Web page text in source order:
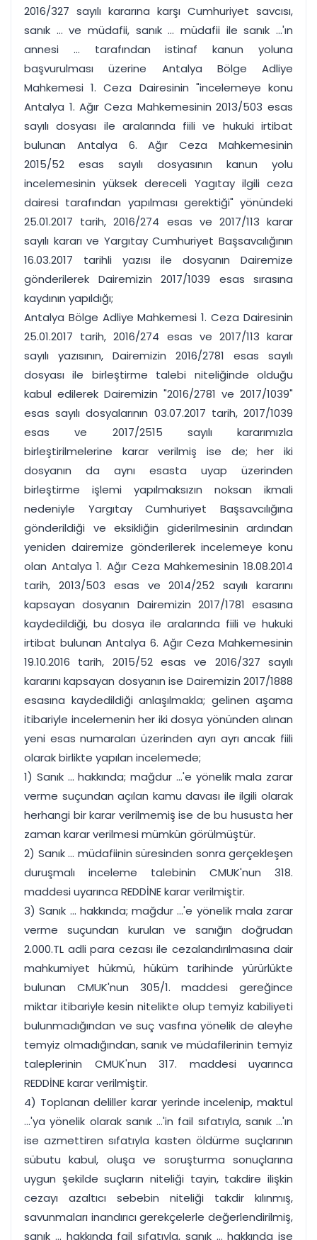
2016/327 sayılı kararına karşı Cumhuriyet savcısı,
sanık ... ve müdafii, sanık ... müdafii ile sanık ...'ın
annesi ... tarafından istinaf kanun yoluna
başvurulması üzerine Antalya Bölge Adliye
Mahkemesi 1. Ceza Dairesinin "incelemeye konu
Antalya 1. Ağır Ceza Mahkemesinin 2013/503 esas
sayılı dosyası ile aralarında fiili ve hukuki irtibat
bulunan Antalya 6. Ağır Ceza Mahkemesinin
2015/52 esas sayılı dosyasının kanun yolu
incelemesinin yüksek dereceli Yagıtay ilgili ceza
dairesi tarafından yapılması gerektiği" yönündeki
25.01.2017 tarih, 2016/274 esas ve 2017/113 karar
sayılı kararı ve Yargıtay Cumhuriyet Başsavcılığının
16.03.2017 tarihli yazısı ile dosyanın Dairemize
gönderilerek Dairemizin 2017/1039 esas sırasına
kaydının yapıldığı;
Antalya Bölge Adliye Mahkemesi 1. Ceza Dairesinin
25.01.2017 tarih, 2016/274 esas ve 2017/113 karar
sayılı yazısının, Dairemizin 2016/2781 esas sayılı
dosyası ile birleştirme talebi niteliğinde olduğu
kabul edilerek Dairemizin "2016/2781 ve 2017/1039"
esas sayılı dosyalarının 03.07.2017 tarih, 2017/1039
esas ve 2017/2515 sayılı kararımızla
birleştirilmelerine karar verilmiş ise de; her iki
dosyanın da aynı esasta uyap üzerinden
birleştirme işlemi yapılmaksızın noksan ikmali
nedeniyle Yargıtay Cumhuriyet Başsavcılığına
gönderildiği ve eksikliğin giderilmesinin ardından
yeniden dairemize gönderilerek incelemeye konu
olan Antalya 1. Ağır Ceza Mahkemesinin 18.08.2014
tarih, 2013/503 esas ve 2014/252 sayılı kararını
kapsayan dosyanın Dairemizin 2017/1781 esasına
kaydedildiği, bu dosya ile aralarında fiili ve hukuki
irtibat bulunan Antalya 6. Ağır Ceza Mahkemesinin
19.10.2016 tarih, 2015/52 esas ve 2016/327 sayılı
kararını kapsayan dosyanın ise Dairemizin 2017/1888
esasına kaydedildiği anlaşılmakla; gelinen aşama
itibariyle incelemenin her iki dosya yönünden alınan
yeni esas numaraları üzerinden ayrı ayrı ancak fiili
olarak birlikte yapılan incelemede;
1) Sanık ... hakkında; mağdur ...'e yönelik mala zarar
verme suçundan açılan kamu davası ile ilgili olarak
herhangi bir karar verilmemiş ise de bu hususta her
zaman karar verilmesi mümkün görülmüştür.
2) Sanık ... müdafiinin süresinden sonra gerçekleşen
duruşmalı inceleme talebinin CMUK'nun 318.
maddesi uyarınca REDDİNE karar verilmiştir.
3) Sanık ... hakkında; mağdur ...'e yönelik mala zarar
verme suçundan kurulan ve sanığın doğrudan
2.000.TL adli para cezası ile cezalandırılmasına dair
mahkumiyet hükmü, hüküm tarihinde yürürlükte
bulunan CMUK'nun 305/1. maddesi gereğince
miktar itibariyle kesin nitelikte olup temyiz kabiliyeti
bulunmadığından ve suç vasfına yönelik de aleyhe
temyiz olmadığından, sanık ve müdafilerinin temyiz
taleplerinin CMUK'nun 317. maddesi uyarınca
REDDİNE karar verilmiştir.
4) Toplanan deliller karar yerinde incelenip, maktul
...'ya yönelik olarak sanık ...'in fail sıfatıyla, sanık ...'ın
ise azmettiren sıfatıyla kasten öldürme suçlarının
sübutu kabul, oluşa ve soruşturma sonuçlarına
uygun şekilde suçların niteliği tayin, takdire ilişkin
cezayı azaltıcı sebebin niteliği takdir kılınmış,
savunmaları inandırıcı gerekçelerle değerlendirilmiş,
sanık ... hakkında fail sıfatıyla, sanık ... hakkında ise